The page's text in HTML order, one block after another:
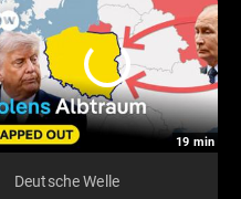
19 min
Deutsche Welle